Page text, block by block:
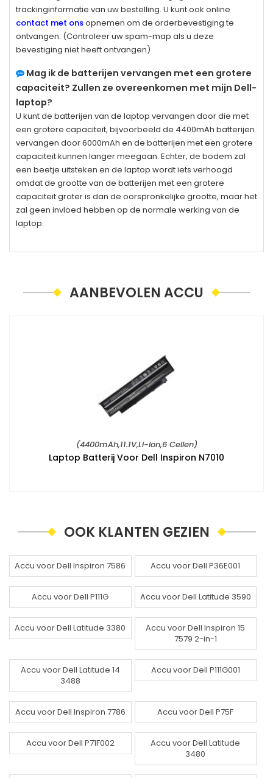
trackinginformatie van uw bestelling. U kunt ook online
contact met onsopnemen om de orderbevestiging te
ontvangen. (Controleer uw spam-map als u deze
bevestiging niet heeft ontvangen)
Mag ik de batterijen vervangen met een grotere
capaciteit? Zullen ze overeenkomen met mijn Dell-
laptop?
U kunt de batterijen van de laptop vervangen door die met
een grotere capaciteit, bijvoorbeeld de 4400mAh batterijen
vervangen door 6000mAh en de batterijen met een grotere
capaciteit kunnen langer meegaan. Echter, de bodem zal
een beetje uitsteken en de laptop wordt iets verhoogd
omdat de grootte van de batterijen met een grotere
capaciteit groter is dan de oorspronkelijke grootte, maar het
zal geen invloed hebben op de normale werking van de
laptop.
AANBEVOLEN ACCU
(4400mAh,11.1V,Li-ion,6 Cellen)
Laptop Batterij Voor Dell Inspiron N7010
OOK KLANTEN GEZIEN
Accu voor Dell Inspiron 7586 Accu voor Dell P36E001
Accu voor Dell P111G Accu voor Dell Latitude 3590
Accu voor Dell Latitude 3380
Accu voor Dell Inspiron 15
7579 2-in-1
Accu voor Dell Latitude 14
3488
Accu voor Dell P111G001
Accu voor Dell Inspiron 7786 Accu voor Dell P75F
Accu voor Dell P71F002
Accu voor Dell Latitude
3480